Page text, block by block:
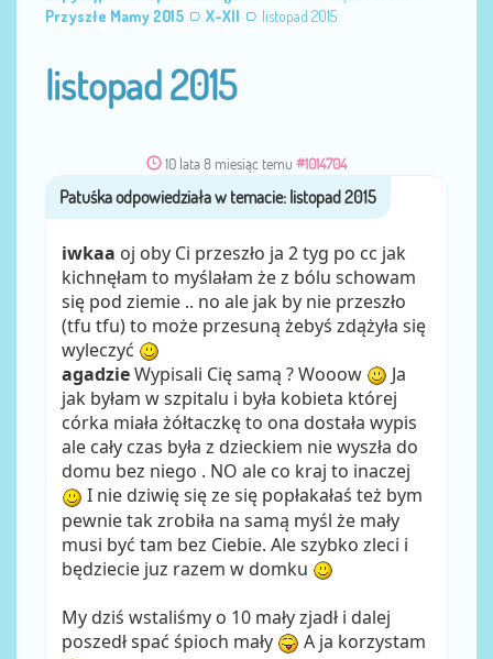
Przyszłe Mamy 2015
X-XII listopad 2015
listopad 2015
10 lata 8 miesiąc temu #1014704
przez Patuśka
iwkaa oj oby Ci przeszło ja 2 tyg po cc jak
kichnęłam to myślałam że z bólu schowam
się pod ziemie .. no ale jak by nie przeszło
(tfu tfu) to może przesuną żebyś zdążyła się
wyleczyć
agadzieWypisali Cię samą ? Wooow
Ja
jak byłam w szpitalu i była kobieta której
córka miała żółtaczkę to ona dostała wypis
ale cały czas była z dzieckiem nie wyszła do
domu bez niego . NO ale co kraj to inaczej
I nie dziwię się ze się popłakałaś też bym
pewnie tak zrobiła na samą myśl że mały
musi być tam bez Ciebie. Ale szybko zleci i
będziecie juz razem w domku
My dziś wstaliśmy o 10 mały zjadł i dalej
poszedł spać śpioch mały
A ja korzystam